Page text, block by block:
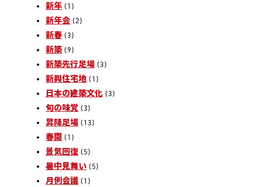
新年 (1)
新年会 (2)
新春 (3)
新築 (9)
新築先行足場 (3)
新興住宅地 (1)
日本の建築文化 (3)
旬の味覚 (3)
昇降足場 (13)
春闘 (1)
景気回復 (5)
暑中見舞い (5)
月例会議 (1)